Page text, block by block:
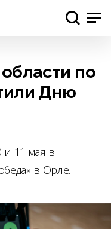
по
Дню
11 мая в
в Орле.